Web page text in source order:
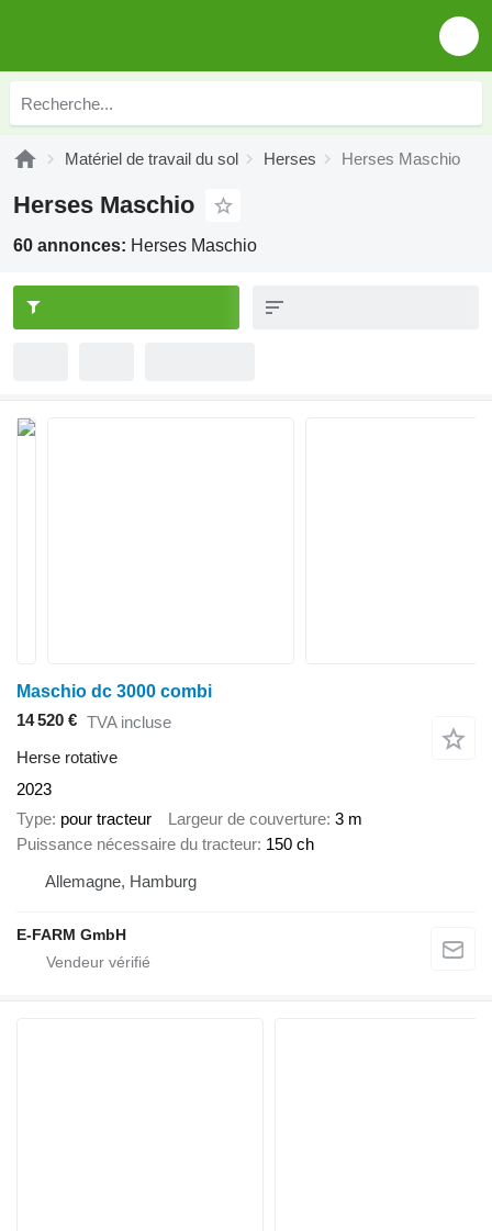
Matériel de travail du sol Herses Herses Maschio
Herses Maschio
60 annonces: Herses Maschio
Maschio dc 3000 combi
14 520 € TVA incluse
Herse rotative
2023
Type pour tracteur Largeur de couverture 3 m
Puissance nécessaire du tracteur 150 ch
Allemagne, Hamburg
E-FARM GmbH